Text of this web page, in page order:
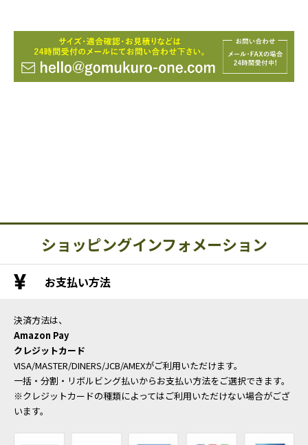
ショッピングインフォメーション
お支払い方法
決済方法は、
Amazon Pay
クレジットカード
VISA/MASTER/DINERS/JCB/AMEXがご利用いただけます。
一括・分割・リボルビング払いからお支払い方法をご選択できます。
※クレジットカードの種類によってはご利用いただけない場合がござ
います。